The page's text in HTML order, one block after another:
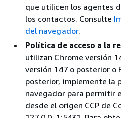
que utilicen los agentes
los contactos. Consulte
del navegador.
Política de acceso a la
utilizan Chrome versión
versión 147 o posterior o
posterior, implemente la
navegador para permitir
desde el origen CCP de